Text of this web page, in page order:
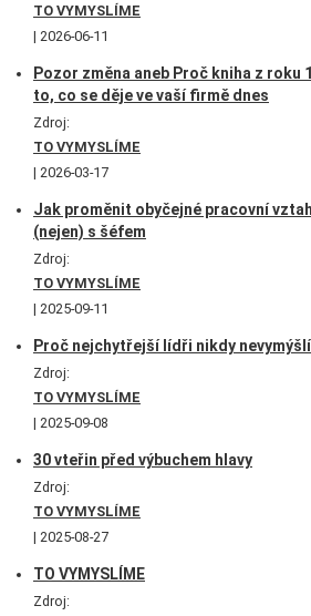
TO VYMYSLÍME
2026-06-11
Pozor změna aneb Proč kniha z roku
to, co se děje ve vaší firmě dnes
Zdroj:
TO VYMYSLÍME
2026-03-17
Jak proměnit obyčejné pracovní
(nejen) s šéfem
Zdroj:
TO VYMYSLÍME
2025-09-11
Proč nejchytřejší lídři nikdy
Zdroj:
TO VYMYSLÍME
2025-09-08
30 vteřin před výbuchem hlavy
Zdroj:
TO VYMYSLÍME
2025-08-27
TO VYMYSLÍME
Zdroj: